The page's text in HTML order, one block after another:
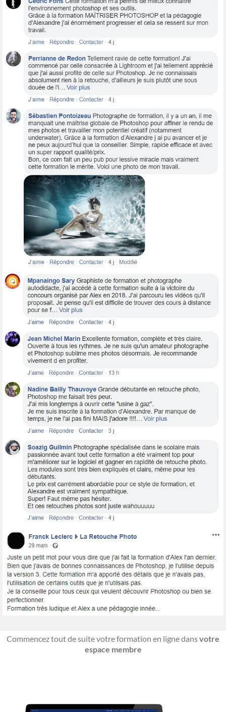
Commencez tout de suite votre formation en ligne dansvotre
espace membre